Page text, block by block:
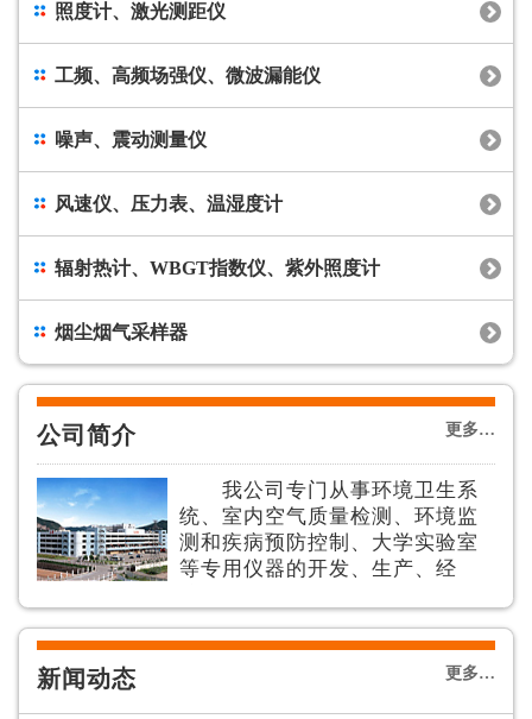
照度计、激光测距仪
工频、高频场强仪、微波漏能仪
噪声、震动测量仪
风速仪、压力表、温湿度计
辐射热计、WBGT指数仪、紫外照度计
烟尘烟气采样器
公司简介 更多…
我公司专门从事环境卫生系
统、室内空气质量检测、环境监
测和疾病预防控制、大学实验室
等专用仪器的开发、生产、经
仪、氨气检测仪、 TVOC 检测
仪、室内空气质量检测仪、多功
新闻动态 更多…